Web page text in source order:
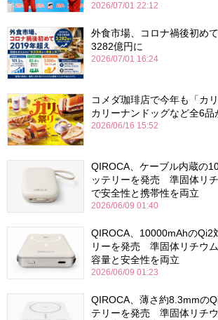
2026/07/01 22:12
外食市場、コロナ禍後初め
3282億円に
2026/07/01 16:24
コメダ珈琲店で今年も「カ
カリーナンドッグなど全6
2026/06/16 15:52
QIROCA、ケーブル内蔵の
ッテリーを発売 準固体リ
で安全性と携帯性を両立
2026/06/09 01:40
QIROCA、10000mAhのQi2
リーを発売 準固体リチウ
容量と安全性を両立
2026/06/09 01:23
QIROCA、薄さ約8.3mmの
テリーを発売 準固体リチ